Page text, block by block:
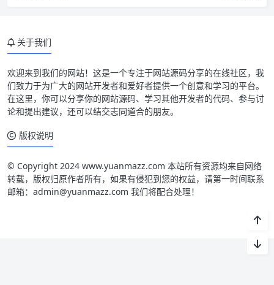
关于我们
欢迎来到我们的网站！这是一个专注于网站源码分享的在线社区，我
们致力于为广大的网站开发者和爱好者提供一个创意和学习的平台。
在这里，你可以分享你的网站源码、学习其他开发者的代码、参与讨
论和提出建议，还可以结交志同道合的朋友。
版权说明
© Copyright 2024 www.yuanmazz.com 本站所有资源均来自网络
转载，版权归原作者所有，如果有侵犯到您的权益，请第一时间联系
邮箱：admin@yuanmazz.com 我们将配合处理！